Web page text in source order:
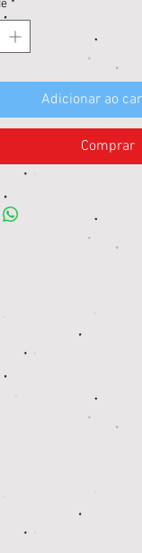
*
Adicionar ao
Comprar